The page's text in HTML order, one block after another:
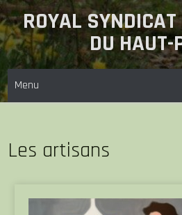
ROYAL
DU HAUT-
Menu
Les artisans